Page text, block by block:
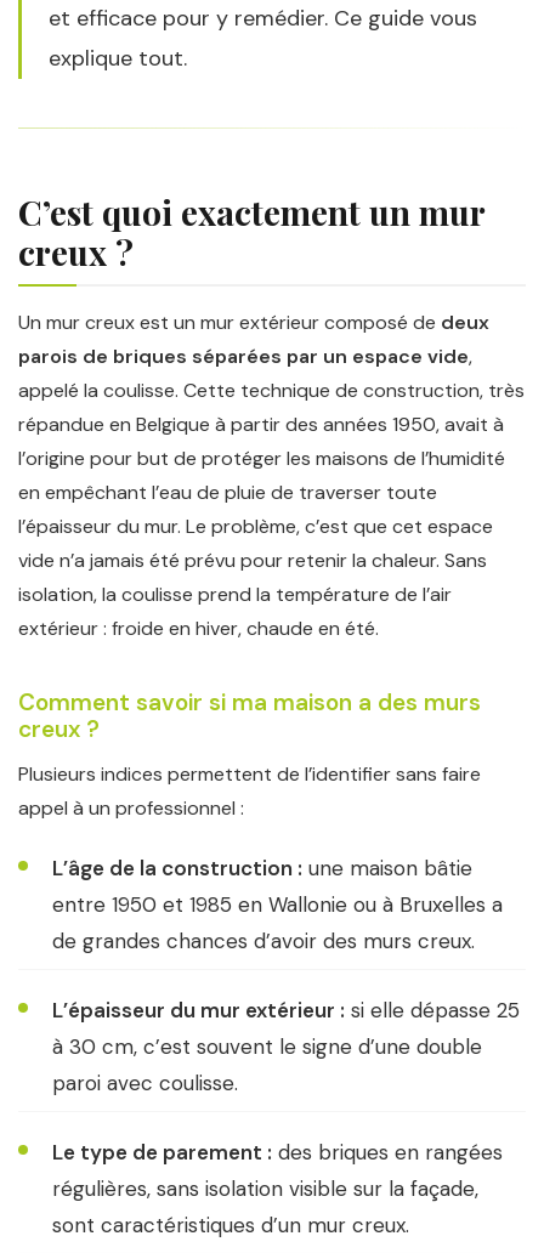
et efficace pour y remédier. Ce guide vous
explique tout.
C’est quoi exactement un mur
creux ?
Un mur creux est un mur extérieur composé de deux
parois de briques séparées par un espace vide,
appelé la coulisse. Cette technique de construction, très
répandue en Belgique à partir des années 1950, avait à
l’origine pour but de protéger les maisons de l’humidité
en empêchant l’eau de pluie de traverser toute
l’épaisseur du mur. Le problème, c’est que cet espace
vide n’a jamais été prévu pour retenir la chaleur. Sans
isolation, la coulisse prend la température de l’air
extérieur : froide en hiver, chaude en été.
Comment savoir si ma maison a des murs
creux ?
Plusieurs indices permettent de l’identifier sans faire
appel à un professionnel :
L’âge de la construction : une maison bâtie
entre 1950 et 1985 en Wallonie ou à Bruxelles a
de grandes chances d’avoir des murs creux.
L’épaisseur du mur extérieur : si elle dépasse 25
à 30 cm, c’est souvent le signe d’une double
paroi avec coulisse.
Le type de parement : des briques en rangées
régulières, sans isolation visible sur la façade,
sont caractéristiques d’un mur creux.